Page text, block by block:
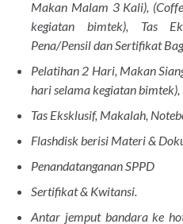
Makan Malam 3 Kali),
kegiatan bimtek), Tas
Pena/Pensil dan Sertifikat
Pelatihan 2 Hari, Makan
hari selama kegiatan bimtek),
Tas Eksklusif, Makalah,
Flashdisk berisi Materi &
Penandatanganan SPPD
Sertifikat & Kwitansi.
Antar jemput bandara ke